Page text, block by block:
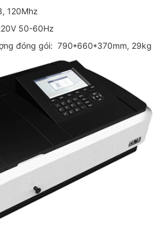
120Mhz
50-60Hz
đóng gói: 790*660*370mm, 29kg